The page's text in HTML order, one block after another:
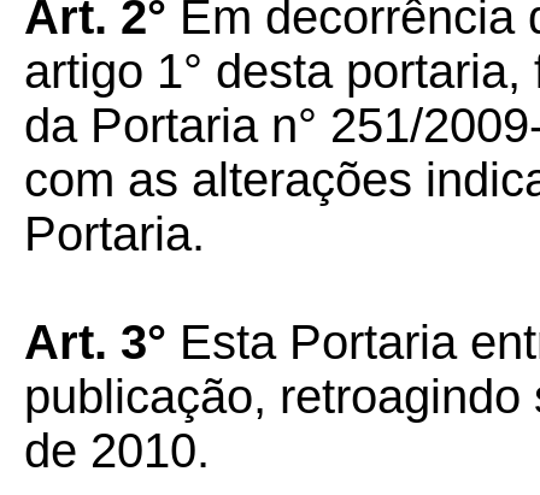
Art. 2° Em decorrência
artigo 1° desta
da Portaria n° 251/
com as alterações
Portaria.
Art. 3° Esta Portaria
publicação,
de 2010.